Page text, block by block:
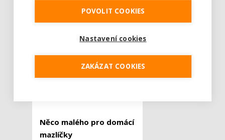
kvalitní rady, třeba jak
změnit polohu těla při
spaní. Pro staršího člověka
babička se spánkem
Něco malého pro domácí
mazlíčky
POVOLIT COOKIES
Nastavení cookies
ZAKÁZAT COOKIES